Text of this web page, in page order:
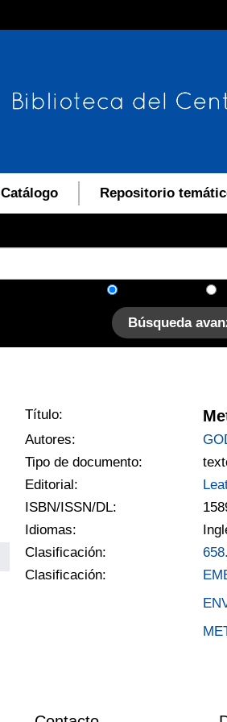
Catálogo Repositorio
Búsqueda
Título:
Autores:
Tipo de documento:
Editorial:
ISBN/ISSN/DL:
Idiomas:
Clasificación:
Clasificación: